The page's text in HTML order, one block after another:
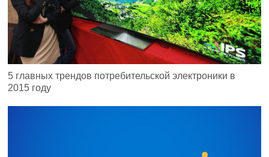
5 главных трендов потребительской электроники в
2015 году